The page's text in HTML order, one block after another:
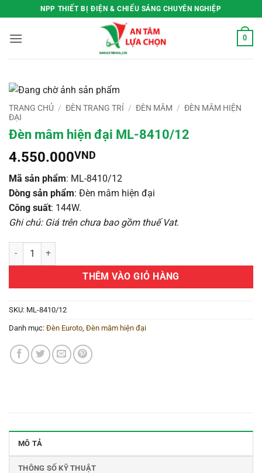
qua
nội
NPP THIẾT BỊ ĐIỆN & CHIẾU SÁNG CHUYÊN NGHIỆP
0
TRANG CHỦ / ĐÈN TRANG TRÍ / ĐÈN MÂM / ĐÈN MÂM HIỆN
ĐẠI
Đèn mâm hiện đại ML-8410/12
4.550.000VND
Mã sản phẩm: ML-8410/12
Dòng sản phẩm: Đèn mâm hiện đại
Công suất: 144W.
Ghi chú: Giá trên chưa bao gồm thuế Vat.
Đèn mâm hiện đại ML-8410/12 số lượng
THÊM VÀO GIỎ HÀNG
SKU: ML-8410/12
Danh mục: Đèn Euroto Đèn mâm hiện đại
MÔ TẢ
THÔNG SỐ KỸ THUẬT